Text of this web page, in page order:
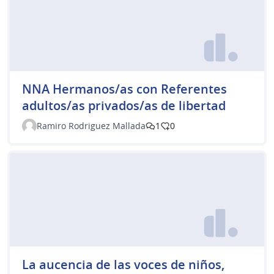
NNA Hermanos/as con Referentes
adultos/as privados/as de libertad
Ramiro Rodriguez Mallada 1 0
La aucencia de las voces de niños,